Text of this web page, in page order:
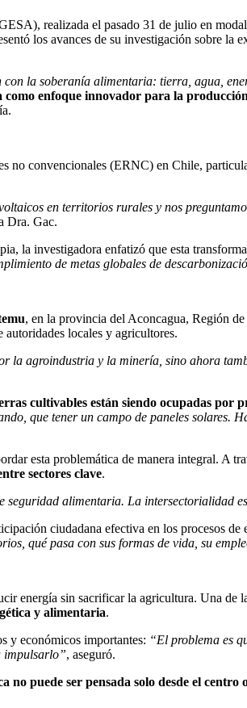
realizada el pasado 31 de julio en
los avances de su investigación sobre la
la soberanía alimentaria: tierra, agua,
enfoque innovador para la
no convencionales (ERNC) en Chile,
en territorios rurales y nos
Dra. Gac.
la investigadora enfatizó que esta
de metas globales de
, en la provincia del Aconcagua, Región
autoridades locales y agricultores.
la agroindustria y la minería, sino ahora
cultivables están siendo ocupadas por
que tener un campo de paneles solares.
esta problemática de manera integral. A
sectores clave.
seguridad alimentaria. La intersectorialidad
ciudadana efectiva en los procesos de
qué pasa con sus formas de vida, su
energía sin sacrificar la agricultura. Una de
y alimentaria.
y económicos importantes: “El problema es
impulsarlo”, aseguró.
no puede ser pensada solo desde el centro